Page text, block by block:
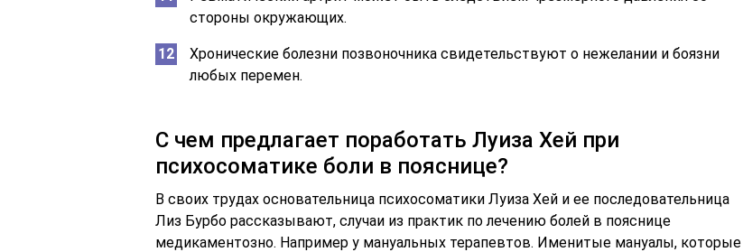
стороны окружающих.
Хронические болезни позвоночника свидетельствуют о нежелании и боязни
любых перемен.
С чем предлагает поработать Луиза Хей при
психосоматике боли в пояснице?
В своих трудах основательница психосоматики Луиза Хей и ее последовательница
Лиз Бурбо рассказывают, случаи из практик по лечению болей в пояснице
медикаментозно. Например у мануальных терапевтов. Именитые мануалы, которые